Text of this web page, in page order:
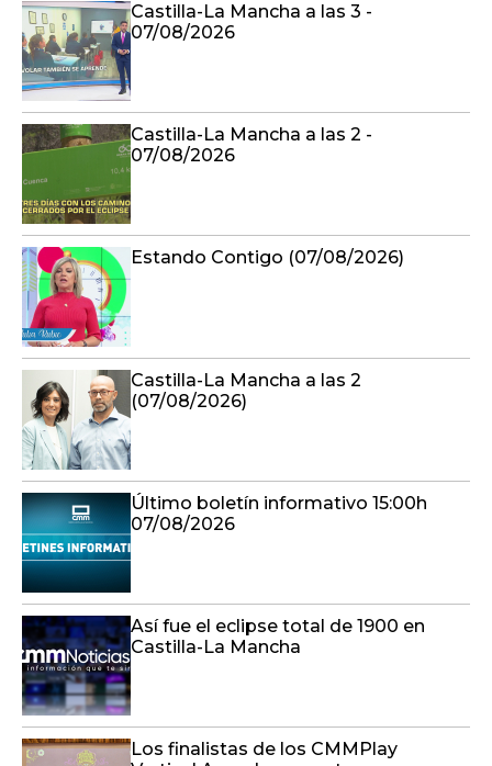
Castilla-La Mancha a las 3 -
07/08/2026
Castilla-La Mancha a las 2 -
07/08/2026
Estando Contigo (07/08/2026)
Castilla-La Mancha a las 2
(07/08/2026)
Último boletín informativo 15:00h
07/08/2026
Así fue el eclipse total de 1900 en
Castilla-La Mancha
Los finalistas de los CMMPlay